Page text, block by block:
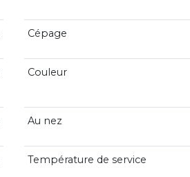
Cépage
Couleur
Au nez
Température de service